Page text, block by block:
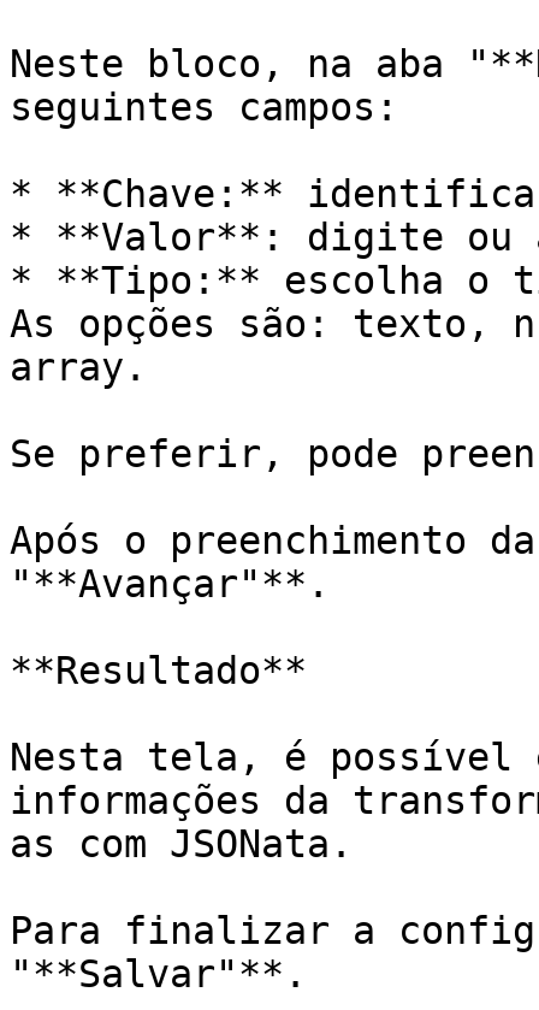
Neste bloco, na aba
seguintes campos:
* **Chave:**
* **Valor**: digite ou
* **Tipo:** escolha o
As opções são: texto,
array.
Se preferir, pode
Após o preenchimento
"**Avançar"**.
**Resultado**
Nesta tela, é possível
informações da
as com JSONata.
Para finalizar a
"**Salvar"**.